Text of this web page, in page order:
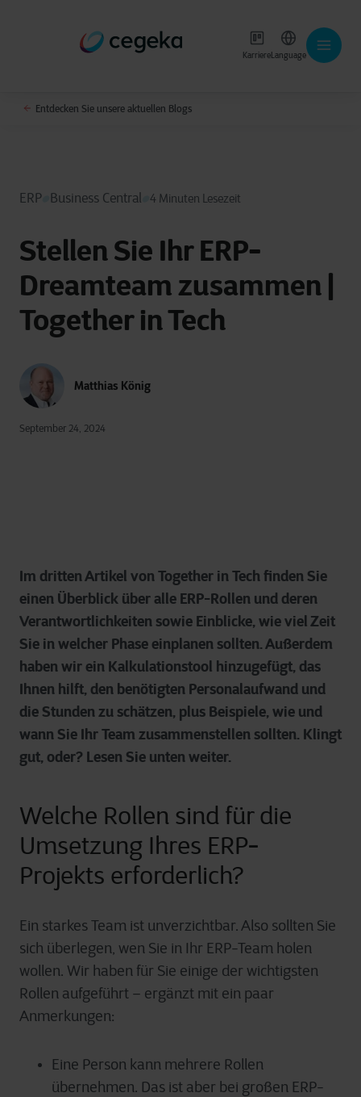
KarriereLanguage
Entdecken Sie unsere aktuellen Blogs
ERP Business Central 4 Minuten Lesezeit
Stellen Sie Ihr ERP-
Dreamteam zusammen |
Together in Tech
Matthias König
September 24, 2024
Im dritten Artikel von Together in Tech finden Sie
einen Überblick über alle ERP-Rollen und deren
Verantwortlichkeiten sowie Einblicke, wie viel Zeit
Sie in welcher Phase einplanen sollten. Außerdem
haben wir ein Kalkulationstool hinzugefügt, das
Ihnen hilft, den benötigten Personalaufwand und
die Stunden zu schätzen, plus Beispiele, wie und
wann Sie Ihr Team zusammenstellen sollten. Klingt
gut, oder? Lesen Sie unten weiter.
Welche Rollen sind für die
Umsetzung Ihres ERP-
Projekts erforderlich?
Ein starkes Team ist unverzichtbar. Also sollten Sie
sich überlegen, wen Sie in Ihr ERP-Team holen
wollen. Wir haben für Sie einige der wichtigsten
Rollen aufgeführt – ergänzt mit ein paar
Anmerkungen:
Eine Person kann mehrere Rollen
übernehmen. Das ist aber bei großen ERP-